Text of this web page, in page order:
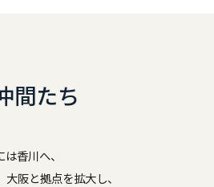
間たち
香川へ、
阪と拠点を拡大し、